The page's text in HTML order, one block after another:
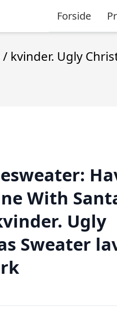
Forside
kvinder. Ugly
With
Ugly
Sweater